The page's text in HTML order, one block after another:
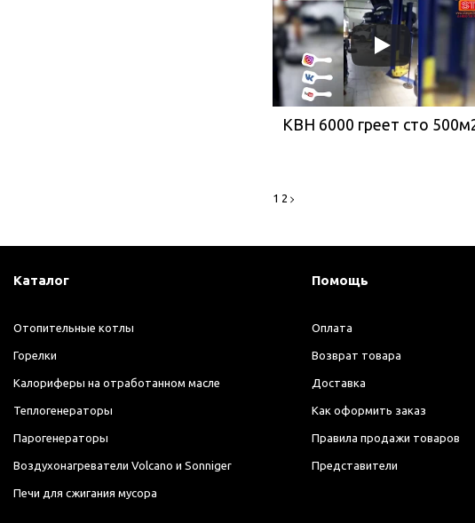
КВН 6000 греет сто
1 2
Каталог
Отопительные котлы
Горелки
Калориферы на отработанном масле
Теплогенераторы
Парогенераторы
Воздухонагреватели Volcano и Sonniger
Печи для сжигания мусора
Помощь
Оплата
Возврат товара
Доставка
Как оформить заказ
Правила продажи товаров
Представители